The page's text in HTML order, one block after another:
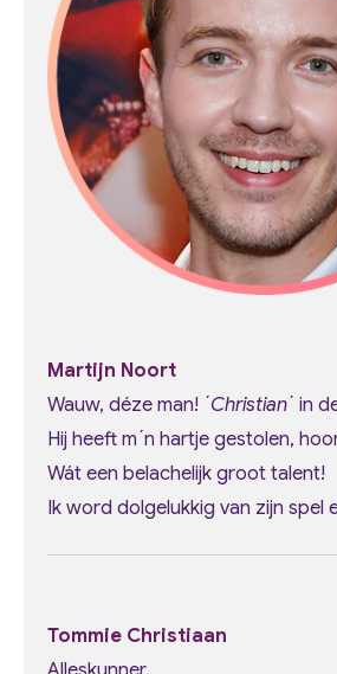
Martijn Noort
Wauw, déze man! ´Christian´ in
Hij heeft m´n hartje gestolen,
Wát een belachelijk groot talent!
Ik word dolgelukkig van zijn spel
Tommie Christiaan